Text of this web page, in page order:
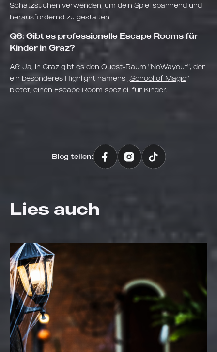
Schatzsuchen verwenden, um dein Spiel spannend und
herausfordernd zu gestalten.
Q6: Gibt es professionelle Escape Rooms für
Kinder in Graz?
A6: Ja, in Graz gibt es den Quest-Raum "NoWayout", der
ein besonderes Highlight namens „School of Magic“
bietet, einen Escape Room speziell für Kinder.
Blog teilen:
Lies auch